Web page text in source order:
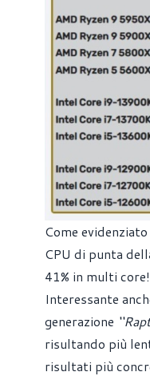
Come
CPU di punta
41% in multi core!
Interessante
generazione
risultando più
risultati più